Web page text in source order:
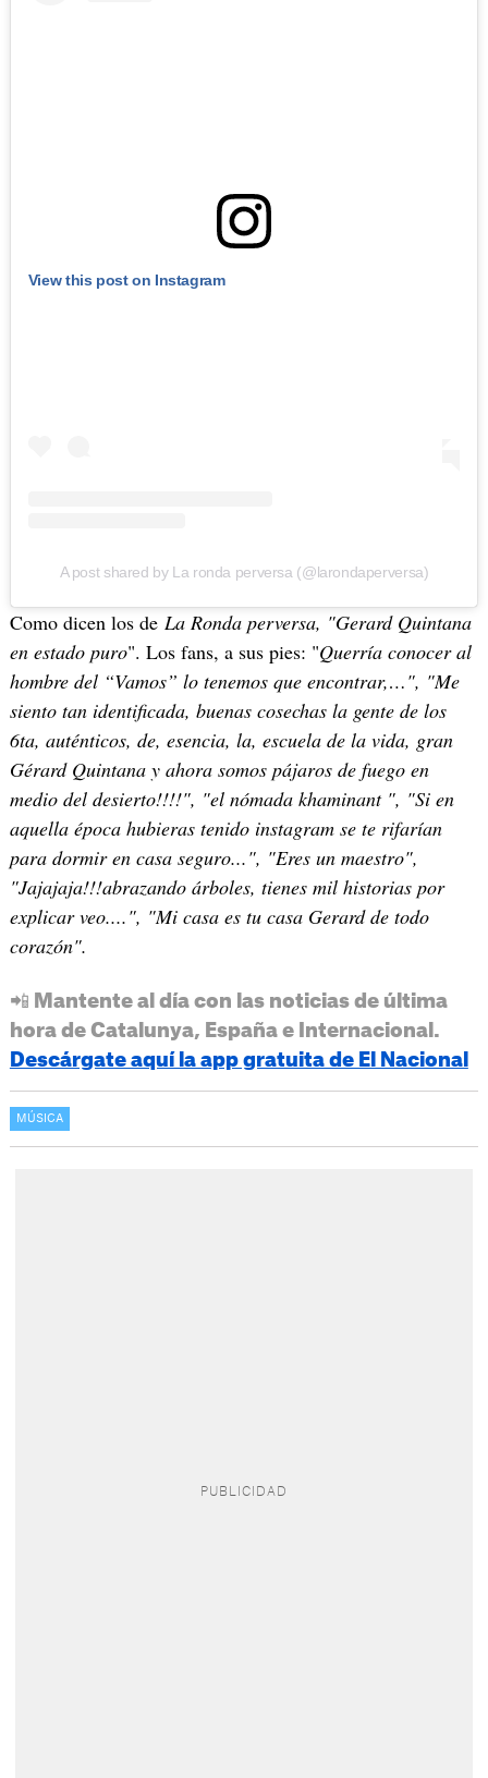
View this post on Instagram
A post shared by La ronda perversa (@larondaperversa)
Como dicen los de La Ronda perversa, "Gerard Quintana
en estado puro". Los fans, a sus pies: "Querría conocer al
hombre del “Vamos” lo tenemos que encontrar,…", "Me
siento tan identificada, buenas cosechas la gente de los
6ta, auténticos, de, esencia, la, escuela de la vida, gran
Gérard Quintana y ahora somos pájaros de fuego en
medio del desierto!!!!", "el nómada khaminant ", "Si en
aquella época hubieras tenido instagram se te rifarían
para dormir en casa seguro...", "Eres un maestro",
"Jajajaja!!!abrazando árboles, tienes mil historias por
explicar veo....", "Mi casa es tu casa Gerard de todo
corazón".
📲 Mantente al día con las noticias de última
hora de Catalunya, España e Internacional.
Descárgate aquí la app gratuita de El Nacional
MÚSICA